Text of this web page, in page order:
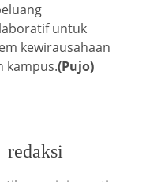
untuk
kewirausahaan
kampus.(Pujo)
redaksi